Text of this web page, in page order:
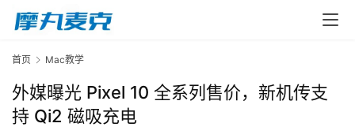
首页 Mac教学
外媒曝光 Pixel 10 全系列售价，新机传支
持 Qi2 磁吸充电